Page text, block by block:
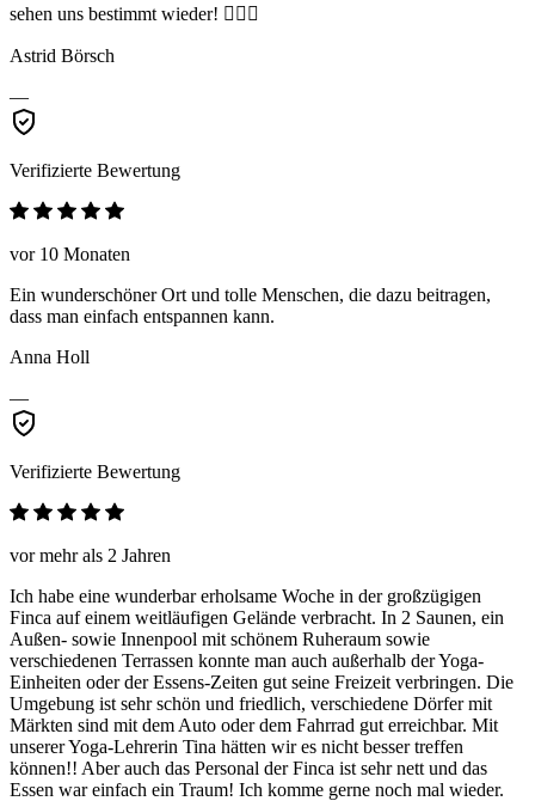
sehen uns bestimmt wieder! 🙋🏼‍♀️
Astrid Börsch
—
Verifizierte Bewertung
vor 10 Monaten
Ein wunderschöner Ort und tolle Menschen, die dazu beitragen,
dass man einfach entspannen kann.
Anna Holl
—
Verifizierte Bewertung
vor mehr als 2 Jahren
Ich habe eine wunderbar erholsame Woche in der großzügigen
Finca auf einem weitläufigen Gelände verbracht. In 2 Saunen, ein
Außen- sowie Innenpool mit schönem Ruheraum sowie
verschiedenen Terrassen konnte man auch außerhalb der Yoga-
Einheiten oder der Essens-Zeiten gut seine Freizeit verbringen. Die
Umgebung ist sehr schön und friedlich, verschiedene Dörfer mit
Märkten sind mit dem Auto oder dem Fahrrad gut erreichbar. Mit
unserer Yoga-Lehrerin Tina hätten wir es nicht besser treffen
können!! Aber auch das Personal der Finca ist sehr nett und das
Essen war einfach ein Traum! Ich komme gerne noch mal wieder.